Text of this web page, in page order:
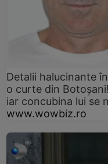
Detalii halucinante
o curte din
iar concubina lui se
www.wowbiz.ro